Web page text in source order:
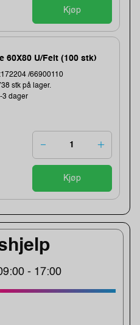
- 17:00
Kjøp
60X80 U/Felt (100 stk)
/66900110
stk på lager.
3 dager
Kjøp